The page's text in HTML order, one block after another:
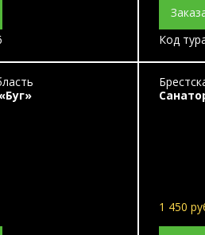
Код
1 450